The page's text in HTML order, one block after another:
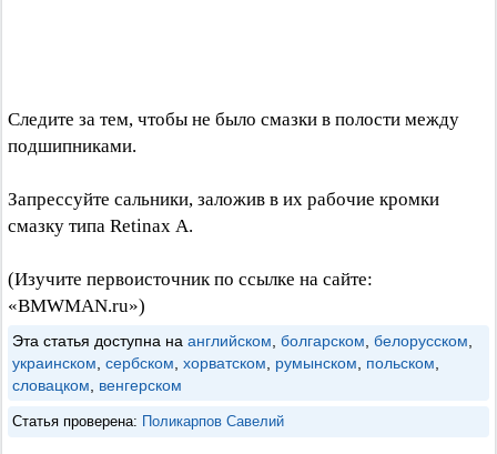
Следите за тем, чтобы не было смазки в полости между
подшипниками.
Запрессуйте сальники, заложив в их рабочие кромки
смазку типа Retinax А.
(Изучите первоисточник по ссылке на сайте:
«BMWMAN.ru»)
Эта статья доступна на английском, болгарском, белорусском,
украинском, сербском, хорватском, румынском, польском,
словацком, венгерском
Статья проверена: Поликарпов Савелий